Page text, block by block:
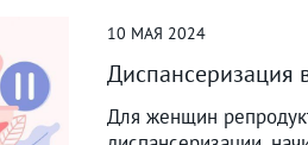
10 МАЯ 2024
Диспансеризация
Для женщин